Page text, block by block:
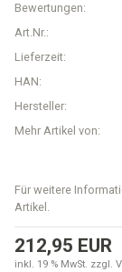
Bewertungen:
Art.Nr.:
Lieferzeit:
HAN:
Hersteller:
Mehr Artikel von:
Für weitere
Artikel.
212,95 EUR
inkl. 19 % MwSt. zzgl.